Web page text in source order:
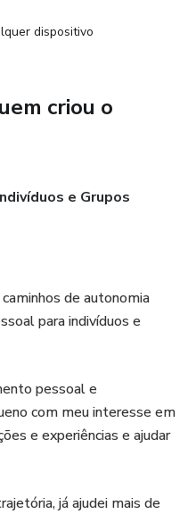
dispositivo
criou o
e Grupos
de autonomia
para indivíduos e
pessoal e
com meu interesse em
e experiências e ajudar
já ajudei mais de